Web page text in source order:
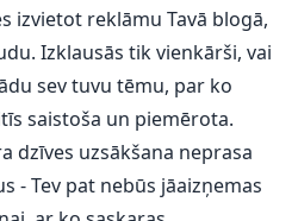
izvietot reklāmu Tavā blogā,
Izklausās tik vienkārši, vai
sev tuvu tēmu, par ko
saistoša un piemērota.
dzīves uzsākšana neprasa
- Tev pat nebūs jāaizņemas